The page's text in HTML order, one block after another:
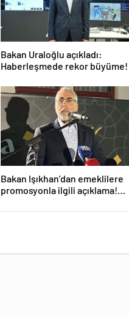
Bakan Uraloğlu açıkladı:
Haberleşmede rekor büyüme!
Bakan Işıkhan’dan emeklilere
promosyonla ilgili açıklama!